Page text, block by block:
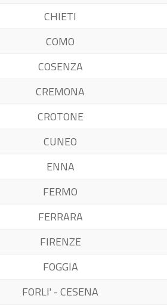
CHIETI
COMO
COSENZA
CREMONA
CROTONE
CUNEO
ENNA
FERMO
FERRARA
FIRENZE
FOGGIA
FORLI' - CESENA